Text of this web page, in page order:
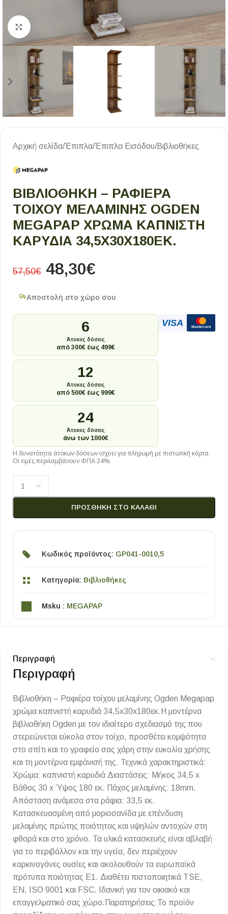
Κλικ για μεγέθυνση
Αρχική σελίδα/Έπιπλα/Έπιπλα Εισόδου/Βιβλιοθήκες
ΒΙΒΛΙΟΘΉΚΗ – ΡΑΦΙΈΡΑ
ΤΟΊΧΟΥ ΜΕΛΑΜΊΝΗΣ OGDEN
MEGAPAP ΧΡΏΜΑ ΚΑΠΝΙΣΤΉ
ΚΑΡΥΔΙΆ 34,5X30X180ΕΚ.
57,50€ 48,30€
Αποστολή στο χώρο σου
6
Άτοκες δόσεις
από 300€ έως 499€
12
Άτοκες δόσεις
από 500€ έως 999€
24
Άτοκες δόσεις
άνω των 1000€
VISA Mastercard
Η δυνατότητα άτοκων δόσεων ισχύει για πληρωμή με πιστωτική κάρτα.
Οι τιμές περιλαμβάνουν ΦΠΑ 24%.
ΠΡΟΣΘΉΚΗ ΣΤΟ ΚΑΛΆΘΙ
Κωδικός προϊόντος: GP041-0010,5
Κατηγορία: Βιβλιοθήκες
Msku : MEGAPAP
Περιγραφή
Περιγραφή
Βιβλιοθήκη – Ραφιέρα τοίχου μελαμίνης Ogden Megapap
χρώμα καπνιστή καρυδιά 34,5x30x180εκ.Η μοντέρνα
βιβλιοθήκη Ogden με τον ιδιαίτερο σχεδιασμό της που
στερεώνεται εύκολα στον τοίχο, προσθέτει κομψότητα
στο σπίτι και το γραφείο σας χάρη στην ευκολία χρήσης
και τη μοντέρνα εμφάνισή της. Τεχνικά χαρακτηριστικά:
Χρώμα: καπνιστή καρυδιά Διαστάσεις: Μήκος 34,5 x
Βάθος 30 x Ύψος 180 εκ. Πάχος μελαμίνης: 18mm.
Απόσταση ανάμεσα στα ράφια: 33,5 εκ.
Κατασκευασμένη από μοριοσανίδα με επένδυση
μελαμίνης πρώτης ποιότητας και υψηλών αντοχών στη
φθορά και στο χρόνο. Τα υλικά κατασκευής είναι αβλαβή
για το περιβάλλον και την υγεία, δεν περιέχουν
καρκινογόνες ουσίες και ακολουθούν τα ευρωπαϊκά
πρότυπα ποιότητας Ε1. Διαθέτει πιστοποιητικά TSE,
EN, ISO 9001 και FSC. Ιδανική για τον οικιακό και
επαγγελματικό σας χώρο.Παρατηρήσεις:Το προϊόν